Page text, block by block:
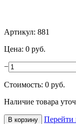
Артикул: 881
Цена: 0 руб.
−
Стоимость: 0 руб.
Наличие товара
В корзину Перейти